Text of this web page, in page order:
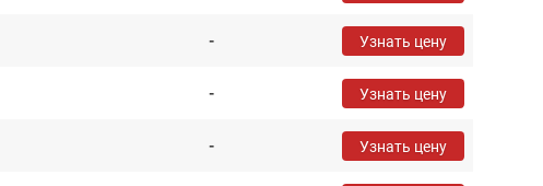
- Узнать цену
- Узнать цену
- Узнать цену